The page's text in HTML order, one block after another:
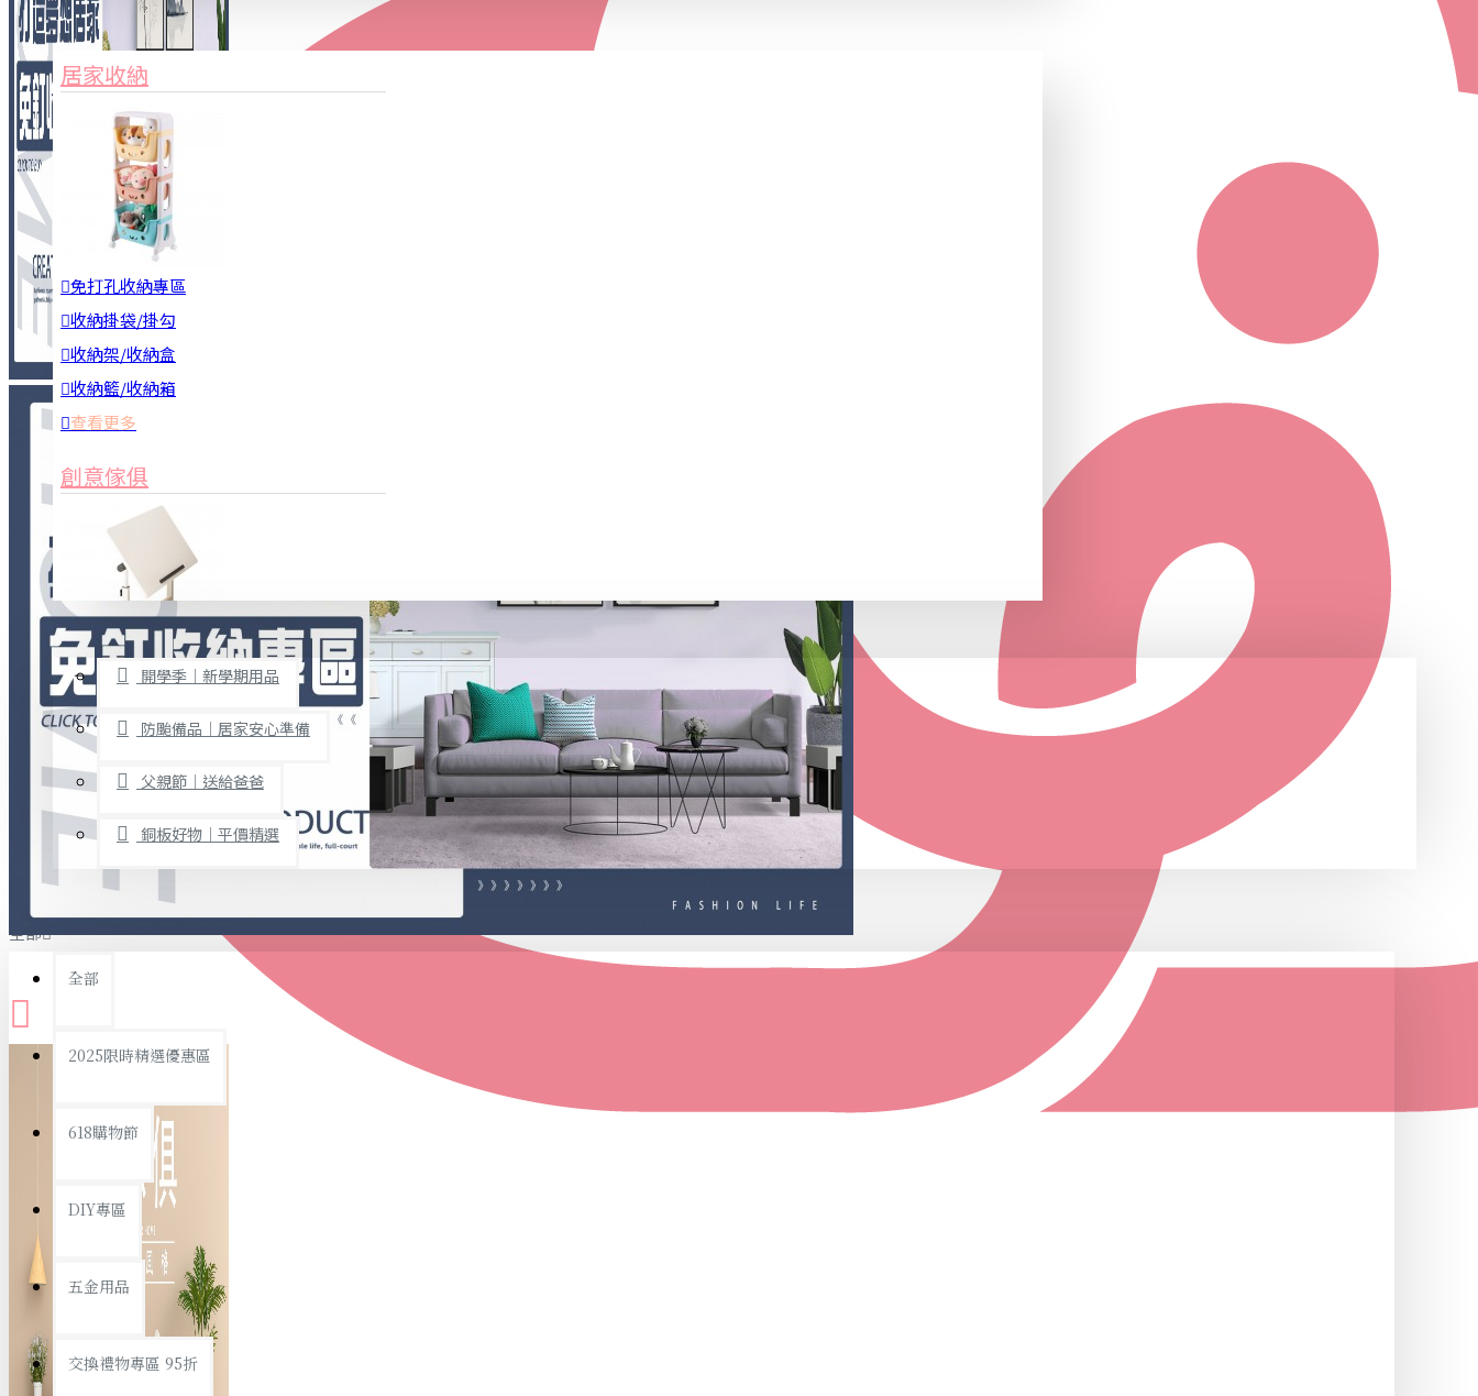
3C周邊
居家安全
居家清潔
查看更多
餐飲廚具
廚房收納
烘焙用具
隨身餐具
查看更多
文具禮品
事務用品
文具收納
書寫用品
衛浴用品
個人衛浴用品
浴室置物/收納
家俱&收納
居家收納
免打孔收納專區
收納掛袋/掛勾
收納架/收納盒
收納籃/收納箱
查看更多
創意傢俱
桌子/椅子
置物架/收納櫃
其他
免打孔收納專區
限時促銷
開學季｜新學期用品
防颱備品｜居家安心準備
父親節｜送給爸爸
銅板好物｜平價精選
全部
全部
2025限時精選優惠區
618購物節
DIY專區
五金用品
交換禮物專區 95折